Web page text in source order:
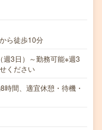
ら徒歩10分
週3日）～勤務可能※週3
ください
間、適宜休憩・待機・